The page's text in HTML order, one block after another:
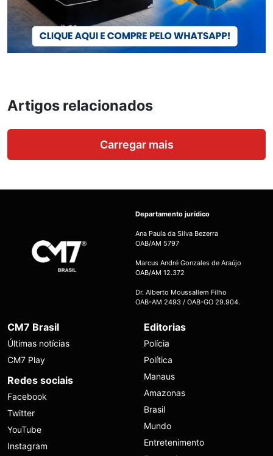
Artigos relacionados
Carregar mais
Departamento jurídico
Ana Paula da Silva Bezerra
OAB/AM 5797
Marcus André Gonzales de Araújo
OAB/AM 12.372
Dr. Alberto Moussallem Filho
OAB-AM 2493 / OAB-GO 29.904.
CM7 Brasil
Últimas notícias
CM7 Play
Redes sociais
Facebook
Twitter
YouTube
Instagram
Editorias
Polícia
Política
Manaus
Amazonas
Brasil
Mundo
Entretenimento